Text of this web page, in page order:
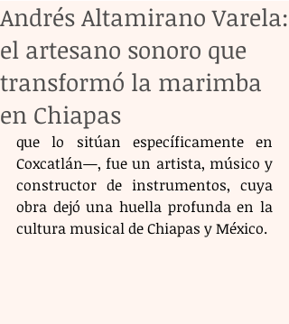
Andrés Altamirano Varela:
el artesano sonoro que
transformó la marimba
en Chiapas
que lo sitúan específicamente en
Coxcatlán—, fue un artista, músico y
constructor de instrumentos, cuya
obra dejó una huella profunda en la
cultura musical de Chiapas y México.